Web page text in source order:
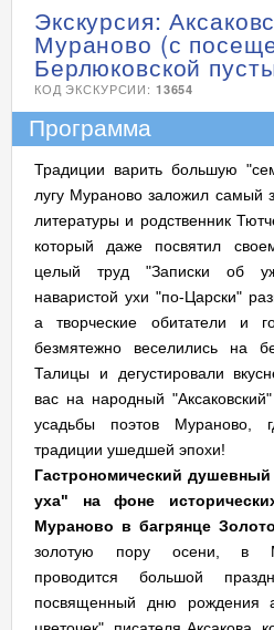
Экскурсия:
Мураново (с
Берлюковской
КОД ЭКСКУРСИИ: 13654
Программа
Традиции варить большую
лугу Мураново заложил самый
литературы и родственник
который даже посвятил
целый труд "Записки об
наваристой ухи "по-Царски"
а творческие обитатели и
безмятежно веселились на
Талицы и дегустировали
вас на народный
усадьбы поэтов Мураново,
традиции ушедшей эпохи!
Гастрономический душевный
уха" на фоне
Мураново в багрянце
золотую пору осени, в
проводится большой
посвященный дню рождения